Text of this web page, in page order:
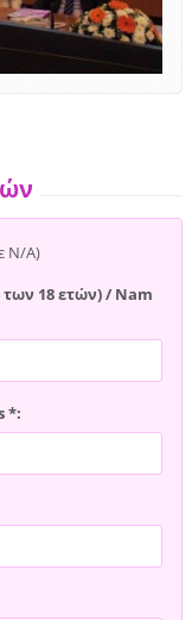
Ν/Α)
18 ετών) / Nam
*: